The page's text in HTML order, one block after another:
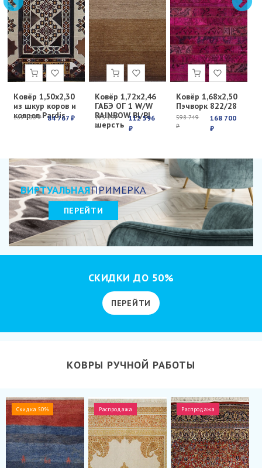
Ковёр 1,50х2,30
из шкур коров и
ковров Pardis
269 100 ₽ 84 767 ₽
Ковёр 1,72х2,46
ГАБЭ ОГ 1 W/W
RAINBOW BI/BI
шерсть
213 251
₽
112 596
₽
Ковёр 1,68х2,50
Пэчворк 822/28
598 749
₽
168 700
₽
ВИРТУАЛЬНАЯПРИМЕРКА
ПЕРЕЙТИ
СКИДКИ ДО 50%
ПЕРЕЙТИ
КОВРЫ РУЧНОЙ РАБОТЫ
Скидка 50% Распродажа Распродажа